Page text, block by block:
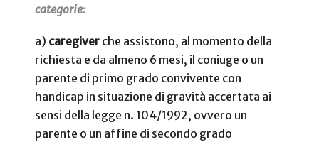
categorie:
a) caregiver che assistono, al momento della
richiesta e da almeno 6 mesi, il coniuge o un
parente di primo grado convivente con
handicap in situazione di gravità accertata ai
sensi della legge n. 104/1992, ovvero un
parente o un affine di secondo grado